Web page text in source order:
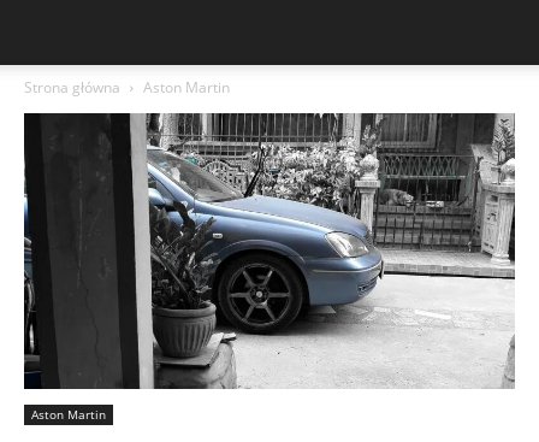
Strona główna Aston Martin
Aston Martin